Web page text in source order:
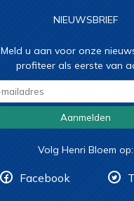
NIEUWSBRIEF
Meld u aan voor onze
profiteer als eerste van
Aanmelden
Volg Henri Bloem op:
Facebook